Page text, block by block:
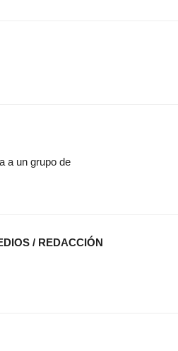
a un grupo de
/ REDACCIÓN